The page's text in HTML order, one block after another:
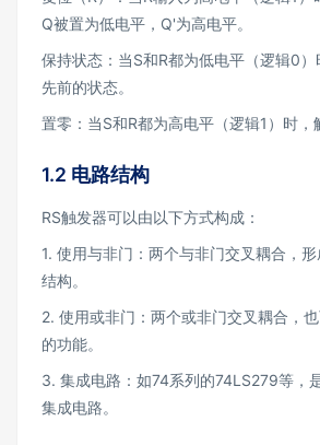
Q被置为低电平，Q'为高电平。
保持状态：当S和R都为低电平（逻辑0
先前的状态。
置零：当S和R都为高电平（逻辑1）时，
1.2 电路结构
RS触发器可以由以下方式构成：
1. 使用与非门：两个与非门交叉耦合，
结构。
2. 使用或非门：两个或非门交叉耦合，
的功能。
3. 集成电路：如74系列的74LS279等，
集成电路。